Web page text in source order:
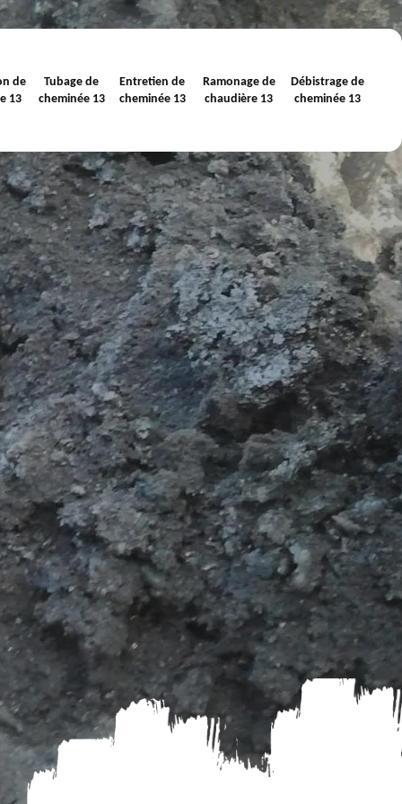
de
13
Tubage de
cheminée 13
Entretien de
cheminée 13
Ramonage de
chaudière 13
Débistrage de
cheminée 13